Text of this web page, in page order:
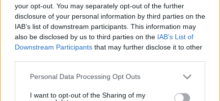
your opt-out. You may separately opt-out of the further
disclosure of your personal information by third parties on the
IAB’s list of downstream participants. This information may
also be disclosed by us to third parties on the IAB’s List of
Downstream Participants that may further disclose it to other
Please note that this website/app uses one or more Google
not limited to your visit or usage behaviour. You may click to
Personal Data Processing Opt Outs
I want to opt-out of the Sharing of my
5: Κεφάλαιο Εθνική ομάδα
Η δεύτερη μεγάλη του αγάπη ήταν ηΕθνική
ομάδα της Τουρκίαςστην οποία διετέλεσε
προπονητής τρεις φορές. Αφού έμεινε για τρία
Πιόντεκ, τον διαδέχθηκε οδηγώντας την
Τουρκία για πρώτη φορά στην ιστορία της σε